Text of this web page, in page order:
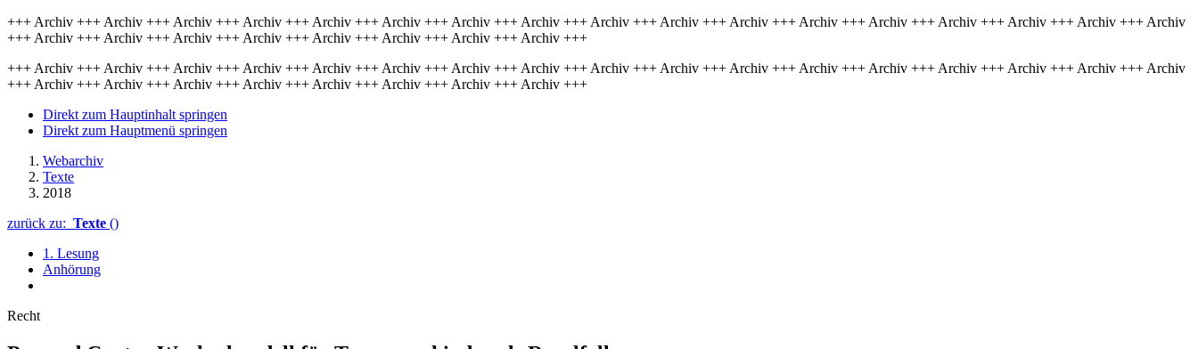
+++ Archiv +++ Archiv +++ Archiv +++ Archiv +++ Archiv +++ Archiv +++ Archiv +++ Archiv +++ Archiv +++ Archiv +++ Archiv +++ Archiv +++ Archiv +++ Archiv +++ Archiv +++ Archiv +++ Archiv
+++ Archiv +++ Archiv +++ Archiv +++ Archiv +++ Archiv +++ Archiv +++ Archiv +++ Archiv +++
+++ Archiv +++ Archiv +++ Archiv +++ Archiv +++ Archiv +++ Archiv +++ Archiv +++ Archiv +++ Archiv +++ Archiv +++ Archiv +++ Archiv +++ Archiv +++ Archiv +++ Archiv +++ Archiv +++ Archiv
+++ Archiv +++ Archiv +++ Archiv +++ Archiv +++ Archiv +++ Archiv +++ Archiv +++ Archiv +++
Direkt zum Hauptinhalt springen
Direkt zum Hauptmenü springen
Webarchiv
Texte
2018
zurück zu: Texte ()
1. Lesung
Anhörung
Recht